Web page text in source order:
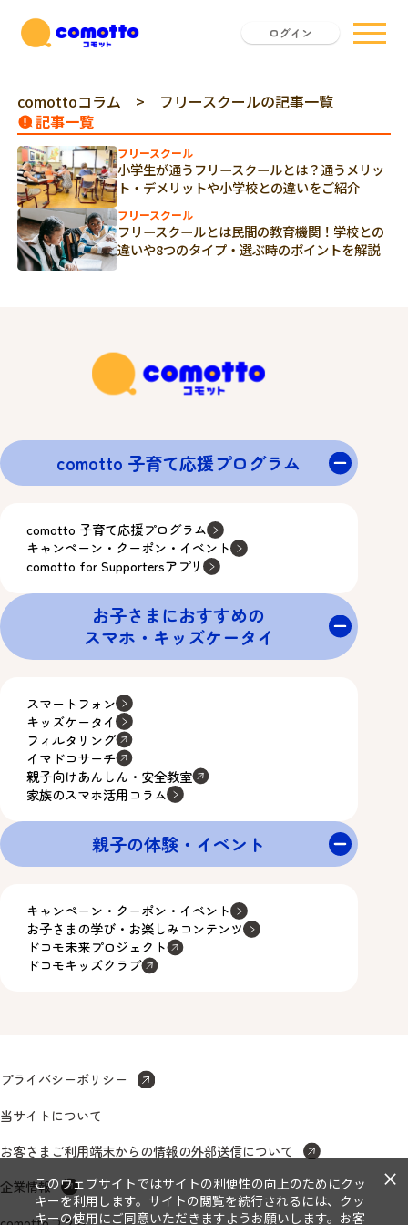
ログイン
comottoコラム > フリースクールの記事一覧
記事一覧
フリースクール
小学生が通うフリースクールとは？通うメリッ
ト・デメリットや小学校との違いをご紹介
フリースクール
フリースクールとは民間の教育機関！学校との
違いや8つのタイプ・選ぶ時のポイントを解説
comotto 子育て応援プログラム
comotto 子育て応援プログラム
キャンペーン・クーポン・イベント
comotto for Supportersアプリ
お子さまにおすすめの
スマホ・キッズケータイ
スマートフォン
キッズケータイ
フィルタリング
イマドコサーチ
親子向けあんしん・安全教室
家族のスマホ活用コラム
親子の体験・イベント
キャンペーン・クーポン・イベント
お子さまの学び・お楽しみコンテンツ
ドコモ未来プロジェクト
ドコモキッズクラブ
×
このウェブサイトではサイトの利便性の向上のためにクッ
キーを利用します。サイトの閲覧を続行されるには、クッ
キーの使用にご同意いただきますようお願いします。お客
プライバシーポリシー
当サイトについて
お客さまご利用端末からの情報の外部送信について
企業情報